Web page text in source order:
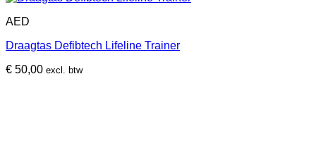
AED
Draagtas Defibtech Lifeline Trainer
€ 50,00 excl. btw